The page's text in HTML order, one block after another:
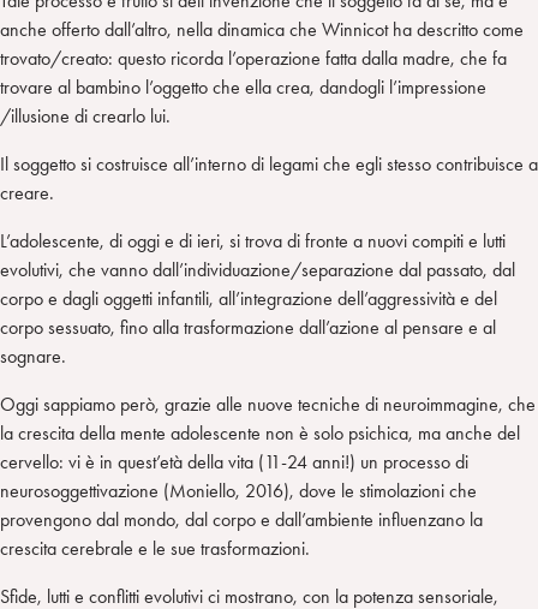
anche offerto dall’altro, nella dinamica che Winnicot ha descritto come
trovato/creato: questo ricorda l’operazione fatta dalla madre, che fa
trovare al bambino l’oggetto che ella crea, dandogli l’impressione
/illusione di crearlo lui.
Il soggetto si costruisce all’interno di legami che egli stesso contribuisce a
creare.
L’adolescente, di oggi e di ieri, si trova di fronte a nuovi compiti e lutti
evolutivi, che vanno dall’individuazione/separazione dal passato, dal
corpo e dagli oggetti infantili, all’integrazione dell’aggressività e del
corpo sessuato, fino alla trasformazione dall’azione al pensare e al
sognare.
Oggi sappiamo però, grazie alle nuove tecniche di neuroimmagine, che
la crescita della mente adolescente non è solo psichica, ma anche del
cervello: vi è in quest’età della vita (11-24 anni!) un processo di
neurosoggettivazione (Moniello, 2016), dove le stimolazioni che
provengono dal mondo, dal corpo e dall’ambiente influenzano la
crescita cerebrale e le sue trasformazioni.
Sfide, lutti e conflitti evolutivi ci mostrano, con la potenza sensoriale,